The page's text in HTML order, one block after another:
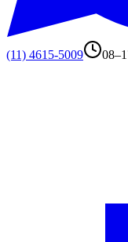
(11) 4615-5009